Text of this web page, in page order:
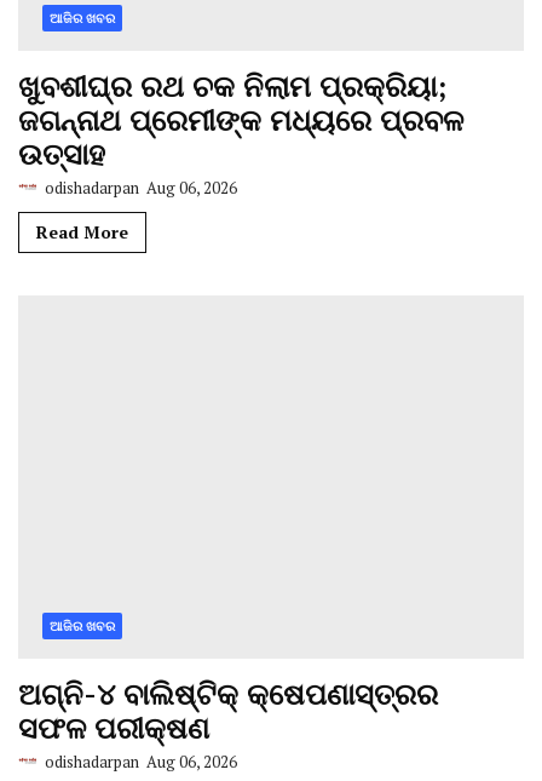
ଆଜିର ଖବର
ଖୁବଶୀଘ୍ର ରଥ ଚକ ନିଲାମ ପ୍ରକ୍ରିୟା;
ଜଗନ୍ନାଥ ପ୍ରେମୀଙ୍କ ମଧ୍ୟରେ ପ୍ରବଳ
ଉତ୍ସାହ
odishadarpan Aug 06, 2026
Read More
ଆଜିର ଖବର
ଅଗ୍ନି-୪ ବାଲିଷ୍ଟିକ୍ କ୍ଷେପଣାସ୍ତ୍ରର
ସଫଳ ପରୀକ୍ଷଣ
odishadarpan Aug 06, 2026